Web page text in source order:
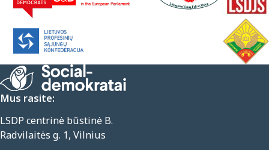
Mus rasite:
LSDP centrinė būstinė B.
Radvilaitės g. 1, Vilnius